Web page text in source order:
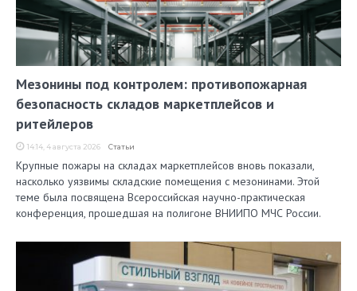
Мезонины под контролем: противопожарная
безопасность складов маркетплейсов и
ритейлеров
14:14, 4 августа 2026 Статьи
Крупные пожары на складах маркетплейсов вновь показали,
насколько уязвимы складские помещения с мезонинами. Этой
теме была посвящена Всероссийская научно-практическая
конференция, прошедшая на полигоне ВНИИПО МЧС России.